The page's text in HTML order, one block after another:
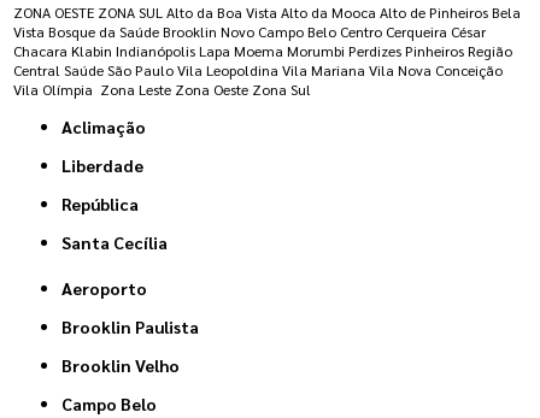
ZONA OESTE ZONA SUL Alto da Boa Vista Alto da Mooca Alto de Pinheiros Bela
Vista Bosque da Saúde Brooklin Novo Campo Belo Centro Cerqueira César
Chacara Klabin Indianópolis Lapa Moema Morumbi Perdizes Pinheiros Região
Central Saúde São Paulo Vila Leopoldina Vila Mariana Vila Nova Conceição
Vila Olímpia Zona Leste Zona Oeste Zona Sul
Aclimação
Liberdade
República
Santa Cecília
Aeroporto
Brooklin Paulista
Brooklin Velho
Campo Belo